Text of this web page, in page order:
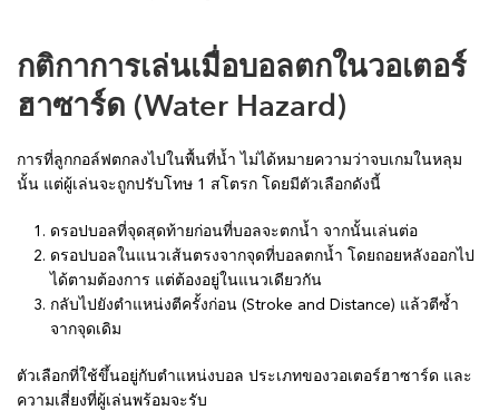
กติกาการเล่นเมื่อบอลตกในวอเตอร์
ฮาซาร์ด (Water Hazard)
การที่ลูกกอล์ฟตกลงไปในพื้นที่น้ำ ไม่ได้หมายความว่าจบเกมในหลุม
นั้น แต่ผู้เล่นจะถูกปรับโทษ 1 สโตรก โดยมีตัวเลือกดังนี้
ดรอปบอลที่จุดสุดท้ายก่อนที่บอลจะตกน้ำ จากนั้นเล่นต่อ
ดรอปบอลในแนวเส้นตรงจากจุดที่บอลตกน้ำ โดยถอยหลังออกไป
ได้ตามต้องการ แต่ต้องอยู่ในแนวเดียวกัน
กลับไปยังตำแหน่งตีครั้งก่อน (Stroke and Distance) แล้วตีซ้ำ
จากจุดเดิม
ตัวเลือกที่ใช้ขึ้นอยู่กับตำแหน่งบอล ประเภทของวอเตอร์ฮาซาร์ด และ
ความเสี่ยงที่ผู้เล่นพร้อมจะรับ